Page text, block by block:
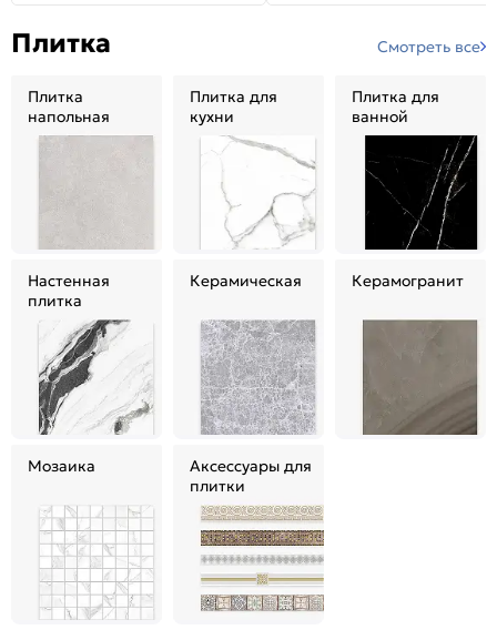
Плитка Смотреть все
Плитка
напольная
Плитка для
кухни
Плитка для
ванной
Настенная
плитка
Керамическая Керамогранит
Мозаика
Аксессуары для
плитки